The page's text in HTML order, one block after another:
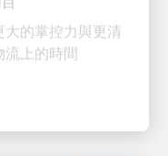
的掌控力與更清
流上的時間